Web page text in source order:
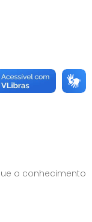
o conhecimento